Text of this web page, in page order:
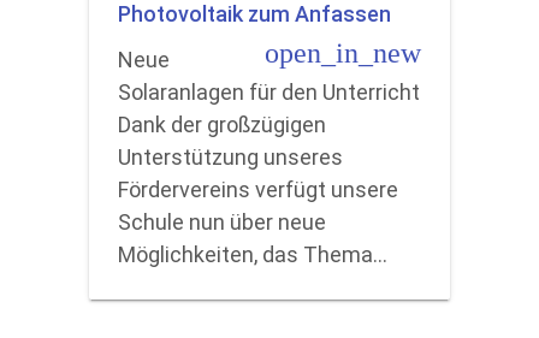
Photovoltaik zum Anfassen
open_in_new
Neue
Solaranlagen für den Unterricht
Dank der großzügigen
Unterstützung unseres
Fördervereins verfügt unsere
Schule nun über neue
Möglichkeiten, das Thema…